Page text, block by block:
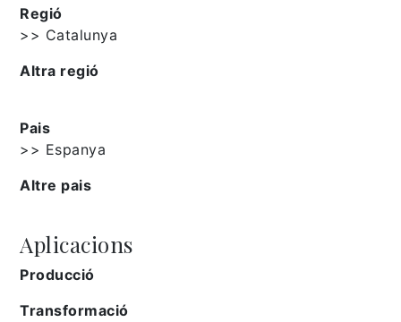
Regió
>> Catalunya
Altra regió
Pais
>> Espanya
Altre pais
Aplicacions
Producció
Transformació